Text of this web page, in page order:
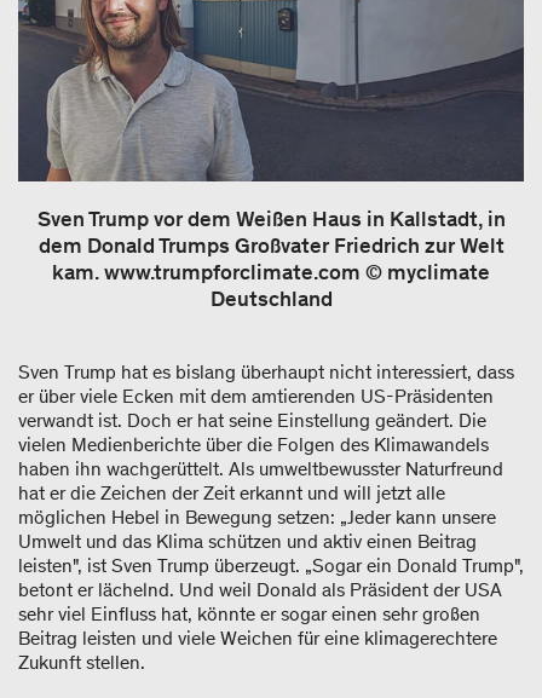
Sven Trump vor dem Weißen Haus in Kallstadt, in
dem Donald Trumps Großvater Friedrich zur Welt
kam. www.trumpforclimate.com © myclimate
Deutschland
Sven Trump hat es bislang überhaupt nicht interessiert, dass
er über viele Ecken mit dem amtierenden US-Präsidenten
verwandt ist. Doch er hat seine Einstellung geändert. Die
vielen Medienberichte über die Folgen des Klimawandels
haben ihn wachgerüttelt. Als umweltbewusster Naturfreund
hat er die Zeichen der Zeit erkannt und will jetzt alle
möglichen Hebel in Bewegung setzen: „Jeder kann unsere
Umwelt und das Klima schützen und aktiv einen Beitrag
leisten", ist Sven Trump überzeugt. „Sogar ein Donald Trump",
betont er lächelnd. Und weil Donald als Präsident der USA
sehr viel Einfluss hat, könnte er sogar einen sehr großen
Beitrag leisten und viele Weichen für eine klimagerechtere
Zukunft stellen.